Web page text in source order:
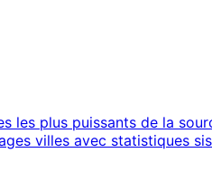
les plus puissants de la
villes avec statistiques